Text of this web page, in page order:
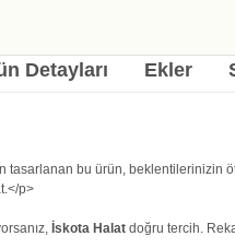
Detayları Ekler
tasarlanan bu ürün,
p>
İskota Halat doğru tercih.